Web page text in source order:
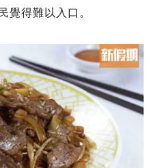
覺得難以入口。